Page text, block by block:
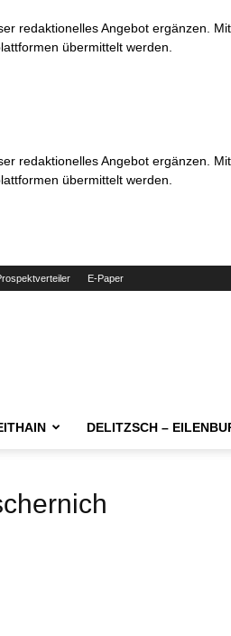
redaktionelles Angebot ergänzen.
übermittelt werden.
redaktionelles Angebot ergänzen.
übermittelt werden.
E-Paper
DELITZSCH –